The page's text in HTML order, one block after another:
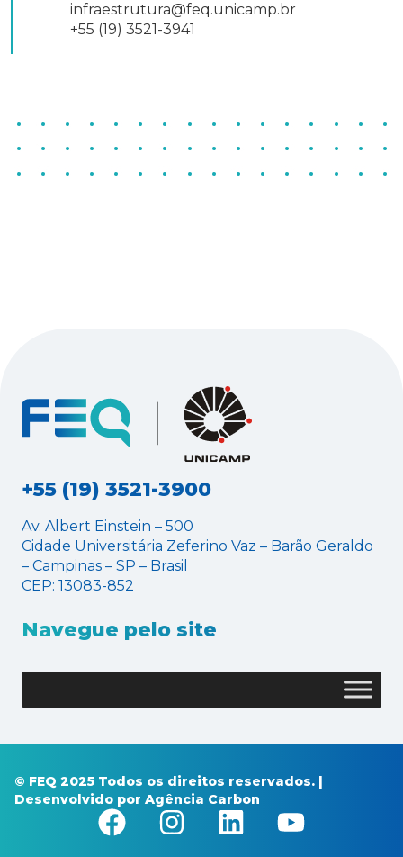
infraestrutura@feq.unicamp.br
+55 (19) 3521-3941
+55 (19) 3521-3900
Av. Albert Einstein – 500
Cidade Universitária Zeferino Vaz – Barão Geraldo
– Campinas – SP – Brasil
CEP: 13083-852
Navegue pelo site
© FEQ 2025 Todos os direitos reservados. |
Desenvolvido por Agência Carbon